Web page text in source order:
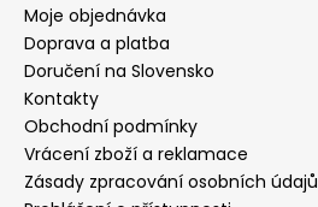
Moje objednávka
Doprava a platba
Doručení na Slovensko
Kontakty
Obchodní podmínky
Vrácení zboží a reklamace
Zásady zpracování osobních údajů